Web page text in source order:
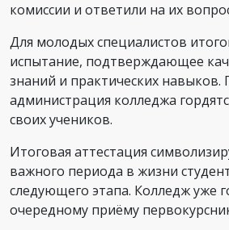
комиссии и ответили на их
Для молодых специалистов
испытание, подтверждающее
знаний и практических навыков.
администрация колледжа
своих учеников.
Итоговая аттестация
важного периода в жизни
следующего этапа. Колледж уже
очередному приёму